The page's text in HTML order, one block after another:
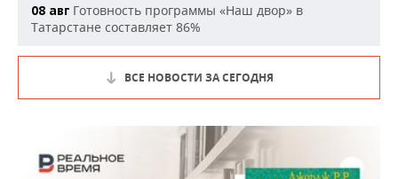
08 авг Готовность программы «Наш двор» в
Татарстане составляет 86%
ВСЕ НОВОСТИ ЗА СЕГОДНЯ